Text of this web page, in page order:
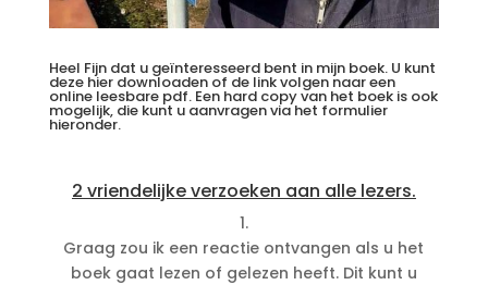
Heel Fijn dat u geïnteresseerd bent in mijn boek. U kunt
deze hier downloaden of de link volgen naar een
online leesbare pdf. Een hard copy van het boek is ook
mogelijk, die kunt u aanvragen via het formulier
hieronder.
2 vriendelijke verzoeken aan alle lezers.
1.
Graag zou ik een reactie ontvangen als u het
boek gaat lezen of gelezen heeft. Dit kunt u